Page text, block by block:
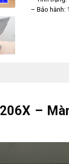
– Bảo hành:
–